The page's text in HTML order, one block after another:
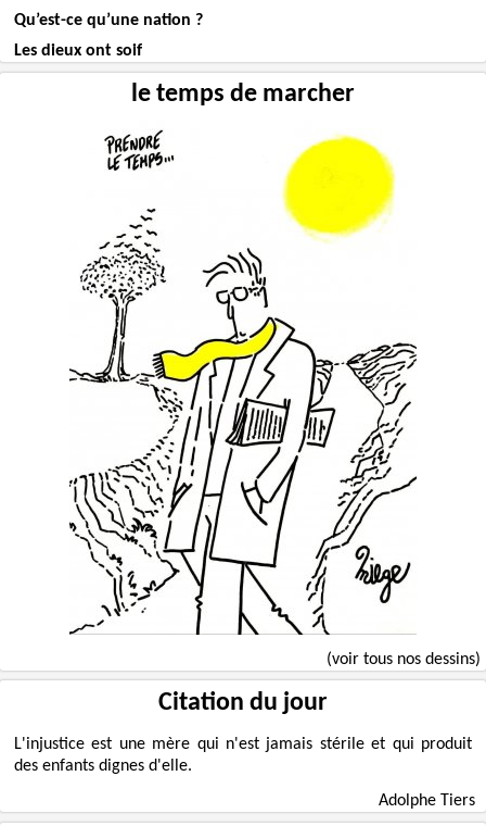
Qu’est-ce qu’une nation ?
Les dieux ont soif
le temps de marcher
(voir tous nos dessins)
Citation du jour
L'injustice est une mère qui n'est jamais stérile et qui produit
des enfants dignes d'elle.
Adolphe Tiers